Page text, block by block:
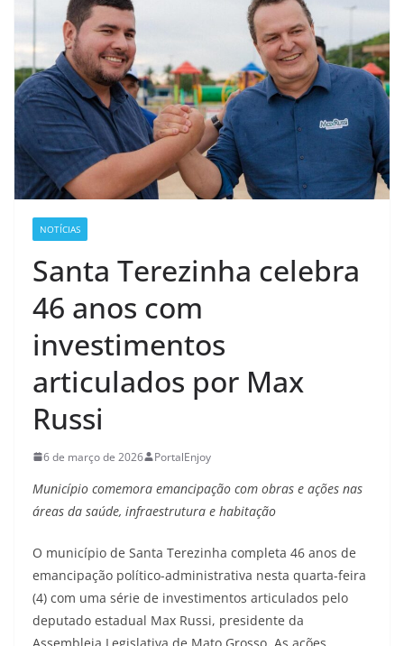
NOTÍCIAS
Santa Terezinha celebra
46 anos com
investimentos
articulados por Max
Russi
6 de março de 2026 PortalEnjoy
Município comemora emancipação com obras e ações nas
áreas da saúde, infraestrutura e habitação
O município de Santa Terezinha completa 46 anos de
emancipação político-administrativa nesta quarta-feira
(4) com uma série de investimentos articulados pelo
deputado estadual Max Russi, presidente da